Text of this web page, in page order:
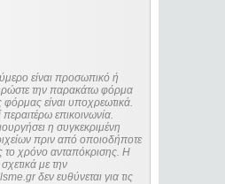
είναι προσωπικό ή
την παρακάτω φόρμα
είναι υποχρεωτικά.
επικοινωνία.
η συγκεκριμένη
το χρόνο ανταπόκρισης. Η
με την
δεν ευθύνεται για τις